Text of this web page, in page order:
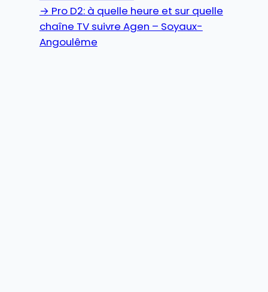
→ Pro D2: à quelle heure et sur quelle
chaîne TV suivre Agen – Soyaux-
Angoulême